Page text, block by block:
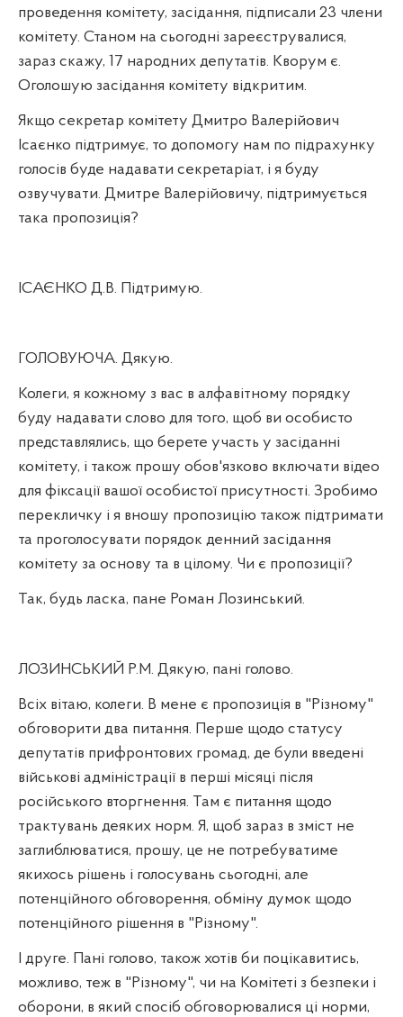
проведення комітету, засідання, підписали 23 члени
комітету. Станом на сьогодні зареєструвалися,
зараз скажу, 17 народних депутатів. Кворум є.
Оголошую засідання комітету відкритим.
Якщо секретар комітету Дмитро Валерійович
Ісаєнко підтримує, то допомогу нам по підрахунку
голосів буде надавати секретаріат, і я буду
озвучувати. Дмитре Валерійовичу, підтримується
така пропозиція?
ІСАЄНКО Д.В. Підтримую.
ГОЛОВУЮЧА. Дякую.
Колеги, я кожному з вас в алфавітному порядку
буду надавати слово для того, щоб ви особисто
представлялись, що берете участь у засіданні
комітету, і також прошу обов'язково включати відео
для фіксації вашої особистої присутності. Зробимо
перекличку і я вношу пропозицію також підтримати
та проголосувати порядок денний засідання
комітету за основу та в цілому. Чи є пропозиції?
Так, будь ласка, пане Роман Лозинський.
ЛОЗИНСЬКИЙ Р.М. Дякую, пані голово.
Всіх вітаю, колеги. В мене є пропозиція в "Різному"
обговорити два питання. Перше щодо статусу
депутатів прифронтових громад, де були введені
військові адміністрації в перші місяці після
російського вторгнення. Там є питання щодо
трактувань деяких норм. Я, щоб зараз в зміст не
заглиблюватися, прошу, це не потребуватиме
якихось рішень і голосувань сьогодні, але
потенційного обговорення, обміну думок щодо
потенційного рішення в "Різному".
І друге. Пані голово, також хотів би поцікавитись,
можливо, теж в "Різному", чи на Комітеті з безпеки і
оборони, в який спосіб обговорювалися ці норми,